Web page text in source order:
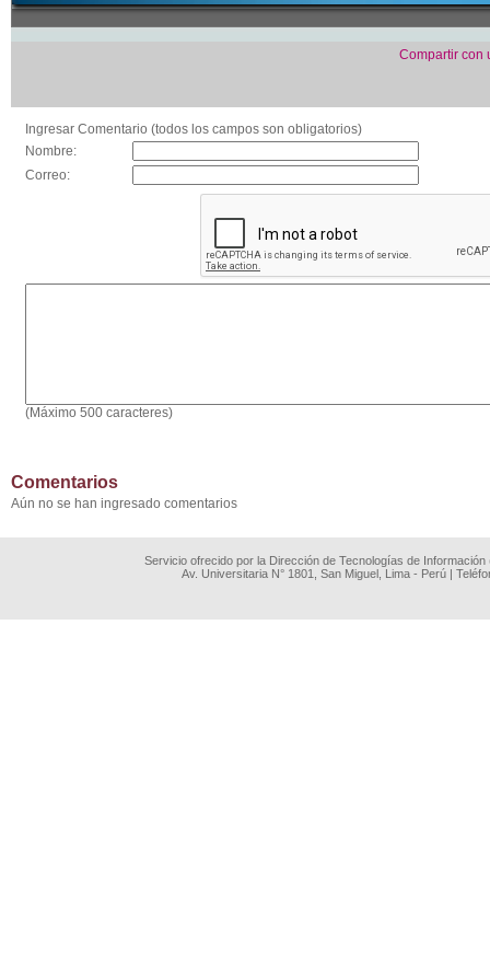
Compartir con
Ingresar Comentario (todos los campos son obligatorios)
Nombre:
Correo:
(Máximo 500 caracteres)
Comentarios
Aún no se han ingresado comentarios
Servicio ofrecido por la Dirección de Tecnologías de
Av. Universitaria N° 1801, San Miguel, Lima - Perú |